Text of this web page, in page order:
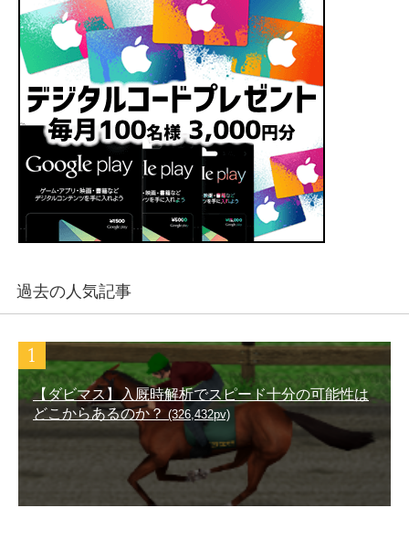
過去の人気記事
【ダビマス】入厩時解析でスピード十分の可能性は
どこからあるのか？ (326,432pv)